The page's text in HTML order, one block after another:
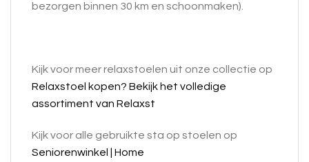
bezorgen binnen 30 km en schoonmaken).
Kijk voor meer relaxstoelen uit onze collectie op
Relaxstoel kopen? Bekijk het volledige
assortiment van Relaxst
Kijk voor alle gebruikte sta op stoelen op
Seniorenwinkel | Home